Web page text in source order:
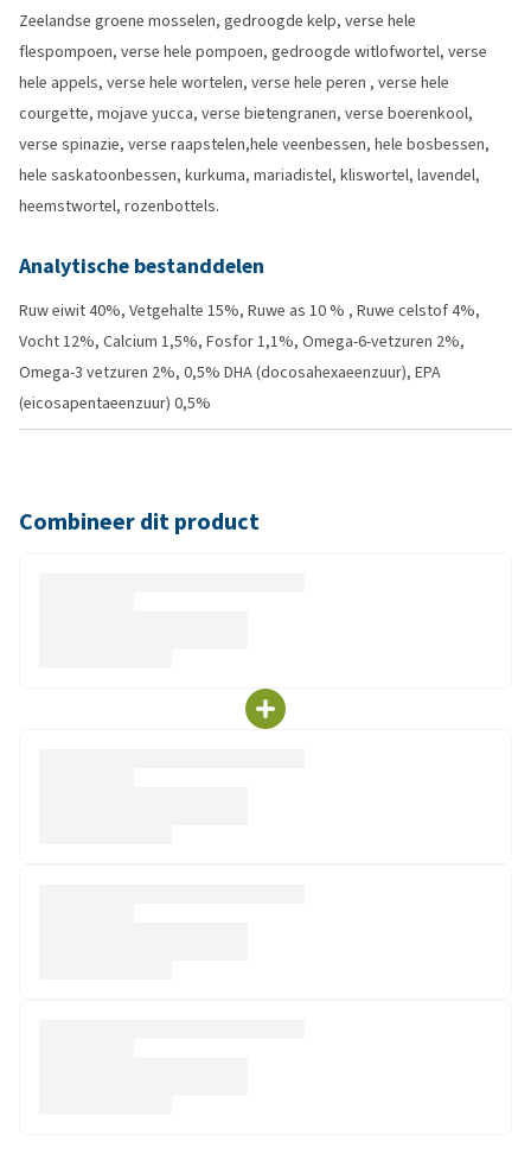
Zeelandse groene mosselen, gedroogde kelp, verse hele
flespompoen, verse hele pompoen, gedroogde witlofwortel, verse
hele appels, verse hele wortelen, verse hele peren , verse hele
courgette, mojave yucca, verse bietengranen, verse boerenkool,
verse spinazie, verse raapstelen,hele veenbessen, hele bosbessen,
hele saskatoonbessen, kurkuma, mariadistel, kliswortel, lavendel,
heemstwortel, rozenbottels.
Analytische bestanddelen
Ruw eiwit 40%, Vetgehalte 15%, Ruwe as 10 % , Ruwe celstof 4%,
Vocht 12%, Calcium 1,5%, Fosfor 1,1%, Omega-6-vetzuren 2%,
Omega-3 vetzuren 2%, 0,5% DHA (docosahexaeenzuur), EPA
(eicosapentaeenzuur) 0,5%
Combineer dit product